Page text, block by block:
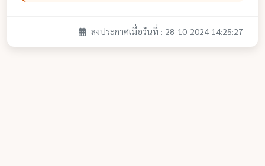
ลงประกาศเมื่อวันที่ : 28-10-2024 14:25:27